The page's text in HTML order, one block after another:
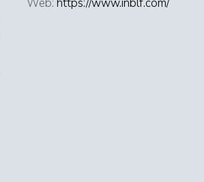
Web:https://www.inblf.com/